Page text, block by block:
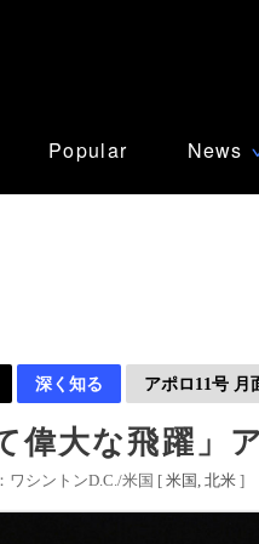
Popular News
深く知る アポロ11号 月
偉大な飛躍」
ワシントンD.C./米国 [ 米国 北米 ]